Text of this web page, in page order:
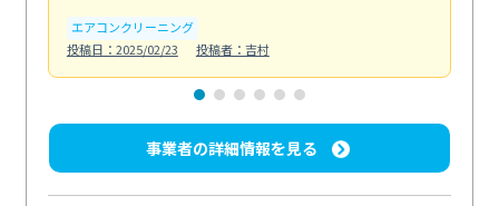
エアコンクリーニング
投稿日：2025/02/23
投稿者：吉村
事業者の詳細情報を見る